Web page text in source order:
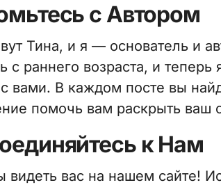
с Автором
Тина, и я — основатель и
с раннего возраста, и
вами. В каждом посте вы
помочь вам раскрыть ваш
к Нам
вас на нашем сайте!